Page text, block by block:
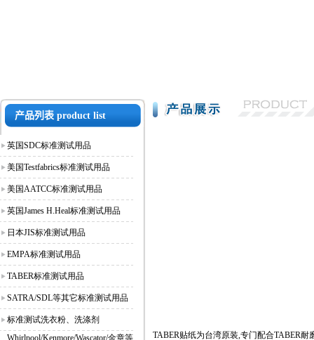
产品列表 product list
英国SDC标准测试用品
美国Testfabrics标准测试用品
美国AATCC标准测试用品
英国James H.Heal标准测试用品
日本JIS标准测试用品
EMPA标准测试用品
TABER标准测试用品
SATRA/SDL等其它标准测试用品
标准测试洗衣粉、洗涤剂
Whirlpool/Kenmore/Wascator/金章等
TABER贴纸为台湾原装,专门配合TABER